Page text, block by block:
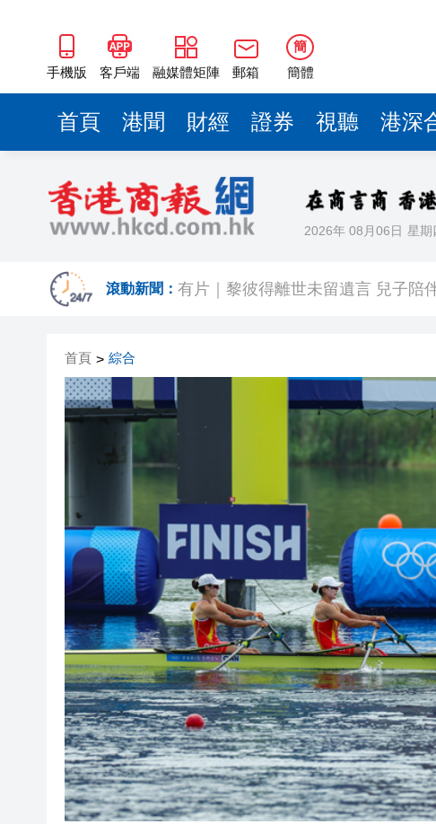
手機版 客戶端 融媒體矩陣 郵箱
簡
簡體
首頁 港聞 財經 證券 視聽 港深
2026年 08月06日 星期
滾動新聞： 有片｜黎彼得離世未留遺言 兒子陪
太古地產料本港寫字樓下半年負續
【港商觀察】 金融機構搶灘跨境金
有片丨中大公布未來五年策略計劃
涉詐騙投資者逾4億日圓 兩時任銀行
首頁 > 綜合